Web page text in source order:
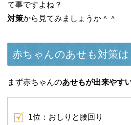
て事ですよね？
対策から見てみましょうか＾＾
赤ちゃんのあせも対策は
まず赤ちゃんのあせもが出来やす
1位：おしりと腰回り